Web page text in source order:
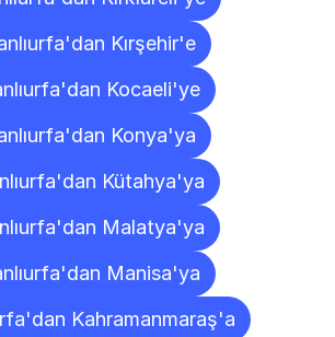
Kırşehir'e
Kocaeli'ye
Konya'ya
Kütahya'ya
Malatya'ya
Manisa'ya
Kahramanmaraş'a